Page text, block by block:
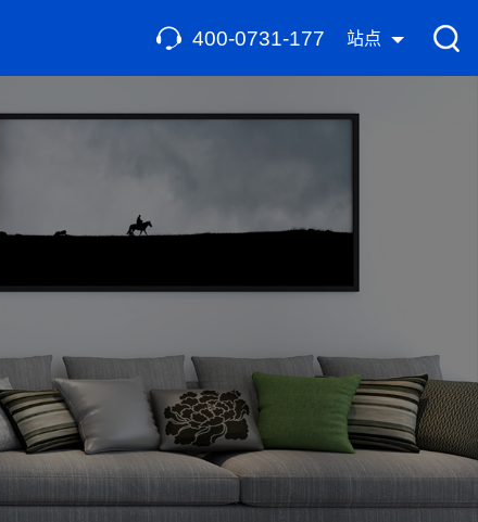
400-0731-177 站点